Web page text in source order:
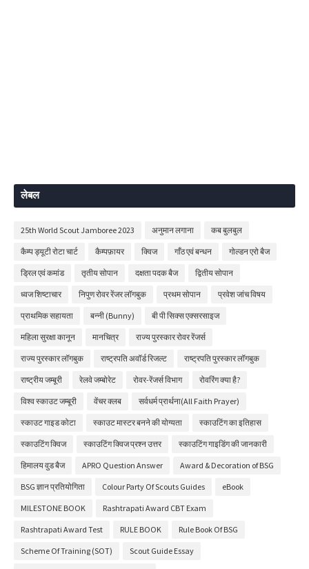
लेबल
25th World Scout Jamboree 2023 अनुमान लगाना कब बुलबुल
कैम्प ड्यूटी रोटा चार्ट कैम्पफ़ायर क्विज गाँठ एवं बन्धन गोल्डन एरो बैज
ड्रिल एवं कमांड तृतीय सोपान दक्षता पदक बैज द्वितीय सोपान
ध्वज शिष्टाचार निपुण रोवर रेंजर लॉगबुक प्रथम सोपान प्रवेश जांच विषय
प्राथमिक सहायता बन्नी (Bunny) बी पी सिक्स एक्सरसाइज
महिला सुरक्षा कानून मानचित्र राज्य पुरस्कार रोवर रेंजर्स
राज्य पुरस्कार लॉगबुक राष्ट्रपति अवॉर्ड रिजल्ट राष्ट्रपति पुरस्कार लॉगबुक
राष्ट्रीय जम्बूरी रेलवे जम्बोरेट रोवर-रेंजर्स विभाग रोवरिंग क्या है?
विश्व स्काउट जम्बूरी वेंचर क्लब सर्वधर्म प्रार्थना(All Faith Prayer)
स्काउट गाइड कोटा स्काउट मास्टर बनने की योग्यता स्काउटिंग का इतिहास
स्काउटिंग क्विज स्काउटिंग क्विज प्रश्न उत्तर स्काउटिंग गाइडिंग की जानकारी
हिमालय वुड बैज APRO Question Answer Award & Decoration of BSG
BSG ज्ञान प्रतियोगिता Colour Party Of Scouts Guides eBook
MILESTONE BOOK Rashtrapati Award CBT Exam
Rashtrapati Award Test RULE BOOK Rule Book Of BSG
Scheme Of Training (SOT) Scout Guide Essay